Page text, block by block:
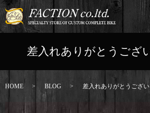
差入れありがとうござ
HOME BLOG 差入れありがとうござ